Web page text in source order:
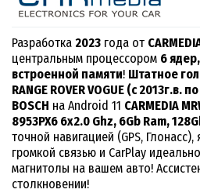
Разработка 2023 года от CARM
центральным процессором 6 ядер,
встроенной памяти! Штатное
RANGE ROVER VOGUE (с 2013г.в.
BOSCH на Android 11 CARMEDIA
8953PX6 6x2.0 Ghz, 6Gb Ram,
точной навигацией (GPS,
громкой связью и CarPlay
магнитолы на вашем авто!
столкновении!